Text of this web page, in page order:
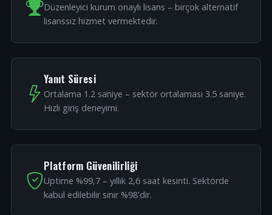
Düzenleyici kurum onaylı lisans – birçok alternatif
lisanssız hizmet vermektedir.
Yanıt Süresi
Ortalama 1.2 saniye – sektör ortalaması 3.5 saniye.
Hızlı giriş deneyimi.
Platform Güvenilirliği
Uptime %99,7 – yıllık 2,6 saat kesinti. Sektörde
kabul edilebilir sınır %98'dir.